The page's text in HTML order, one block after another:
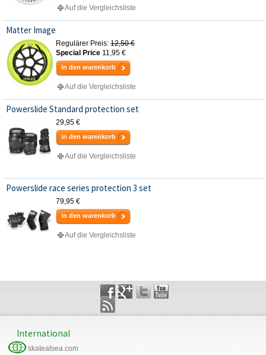
Auf die Vergleichsliste
Matter Image
Regulärer Preis: 12,50 €
Special Price 11,95 €
in den warenkorb
Auf die Vergleichsliste
Powerslide Standard protection set
29,95 €
in den warenkorb
Auf die Vergleichsliste
Powerslide race series protection 3 set
79,95 €
in den warenkorb
Auf die Vergleichsliste
International
skateatsea.com